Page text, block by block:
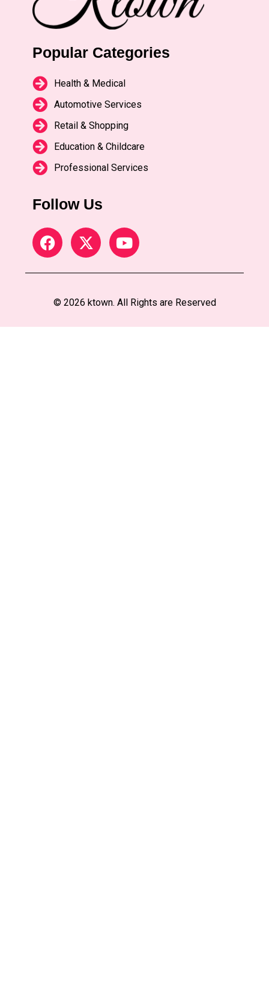
Popular Categories
Health & Medical
Automotive Services
Retail & Shopping
Education & Childcare
Professional Services
Follow Us
© 2026 ktown. All Rights are Reserved